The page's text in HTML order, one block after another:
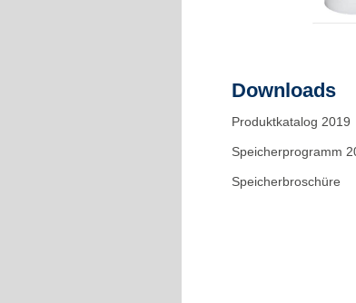
Downloads
Produktkatalog 2019
Speicherprogramm
Speicherbroschüre